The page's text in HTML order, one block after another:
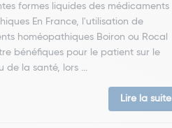
formes liquides des médicaments
En France, l'utilisation de
homéopathiques Boiron ou Rocal
bénéfiques pour le patient sur le
de la santé, lors ...
Lire la suite